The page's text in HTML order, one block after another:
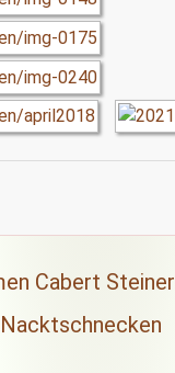
Cabert Steiner